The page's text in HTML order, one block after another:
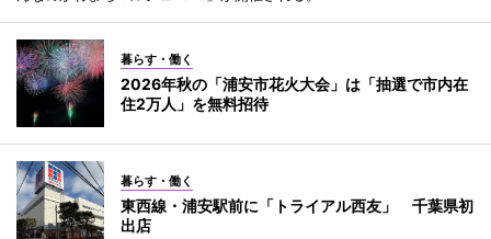
暮らす・働く
2026年秋の「浦安市花火大会」は「抽選で市内在
住2万人」を無料招待
暮らす・働く
東西線・浦安駅前に「トライアル西友」 千葉県初
出店